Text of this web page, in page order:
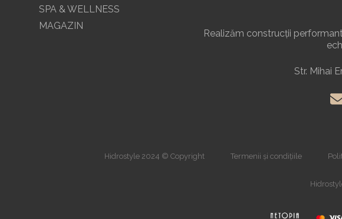
SPA & WELLNESS
MAGAZIN
Realizăm construcții
Str. Mihai
Hidrostyle 2024 © Copyright Termenii și condițiile